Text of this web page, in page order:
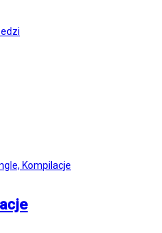
Kompilacje